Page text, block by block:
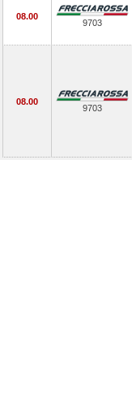
08.00
9703
08.00
9703